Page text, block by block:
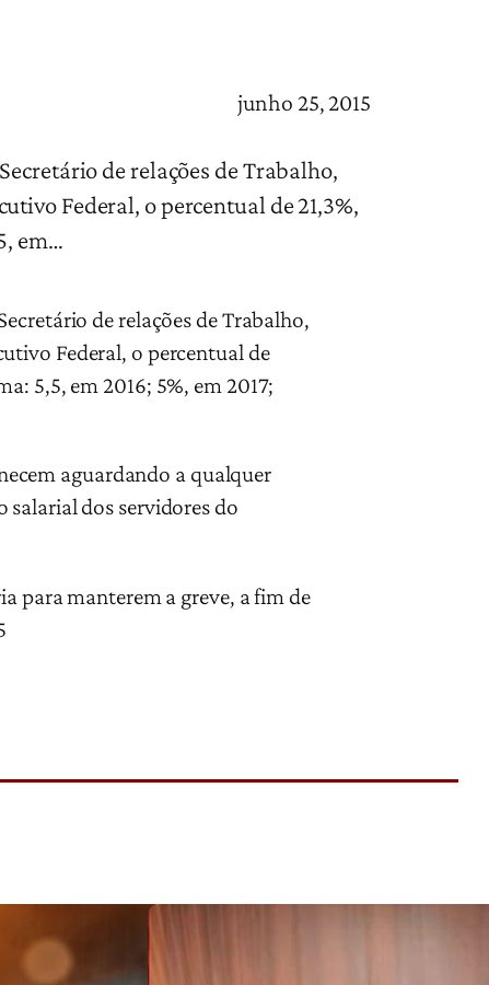
junho 25, 2015
de relações de Trabalho,
Federal, o percentual de 21,3%,
em…
de relações de Trabalho,
Federal, o percentual de
5,5, em 2016; 5%, em 2017;
aguardando a qualquer
salarial dos servidores do
para manterem a greve, a fim de